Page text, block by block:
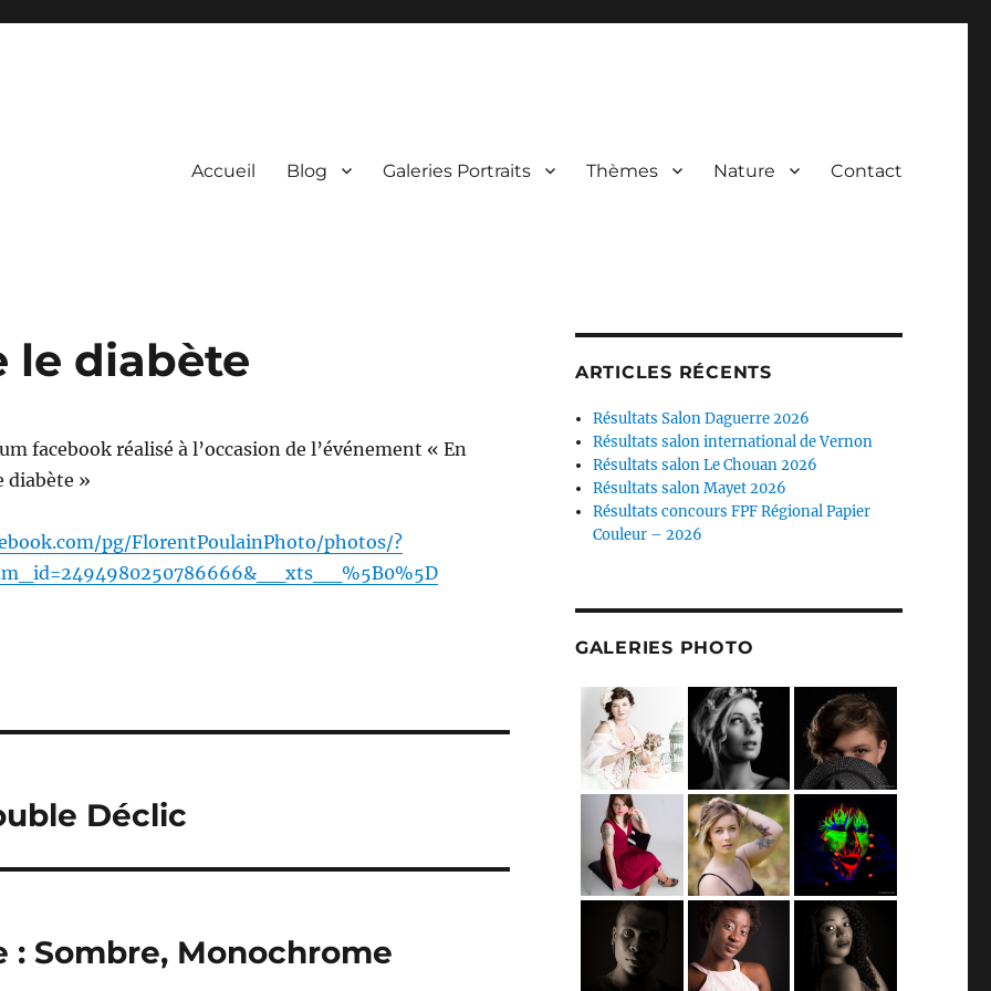
Accueil Blog Galeries Portraits Thèmes Nature Contact
le diabète
facebook réalisé à l’occasion de l’événement « En
diabète »
pg/FlorentPoulainPhoto/photos/?
Déclic
: Sombre, Monochrome
ARTICLES RÉCENTS
Résultats Salon Daguerre 2026
Résultats salon international de Vernon
Résultats salon Le Chouan 2026
Résultats salon Mayet 2026
Résultats concours FPF Régional Papier
Couleur – 2026
GALERIES PHOTO